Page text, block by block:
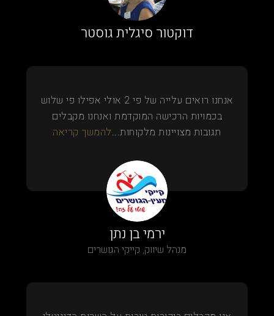
דוקטור סיגלית גוסטר
אנחנו רואים עלייה של פי 2 אולי אפילו פי שלוש
בכמויות הרכישה המוקדמת ואנחנו מקבלים
תגובות מצויינות מלקוחות...להמשך קריאה
ירמי בן נתן
מנהל שיווק, קייקי הגושרים